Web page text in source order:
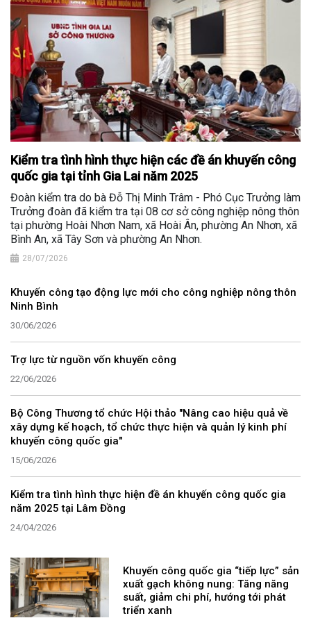
Kiểm tra tình hình thực hiện các đề án khuyến công
quốc gia tại tỉnh Gia Lai năm 2025
Đoàn kiểm tra do bà Đỗ Thị Minh Trâm - Phó Cục Trưởng làm
Trưởng đoàn đã kiểm tra tại 08 cơ sở công nghiệp nông thôn
tại phường Hoài Nhơn Nam, xã Hoài Ân, phường An Nhơn, xã
Bình An, xã Tây Sơn và phường An Nhơn.
28/07/2026
Khuyến công tạo động lực mới cho công nghiệp nông thôn
Ninh Bình
30/06/2026
Trợ lực từ nguồn vốn khuyến công
22/06/2026
Bộ Công Thương tổ chức Hội thảo "Nâng cao hiệu quả về
xây dựng kế hoạch, tổ chức thực hiện và quản lý kinh phí
khuyến công quốc gia"
15/06/2026
Kiểm tra tình hình thực hiện đề án khuyến công quốc gia
năm 2025 tại Lâm Đồng
24/04/2026
Khuyến công quốc gia “tiếp lực” sản
xuất gạch không nung: Tăng năng
suất, giảm chi phí, hướng tới phát
triển xanh